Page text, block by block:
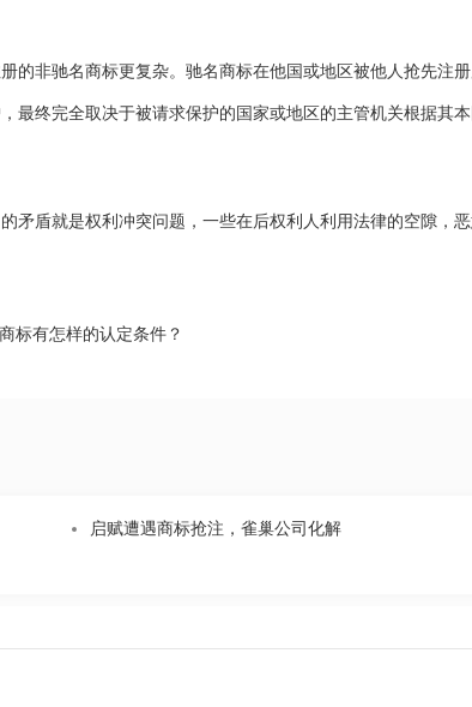
非驰名商标更复杂。驰名商标在他国或地区被他人抢先注
最终完全取决于被请求保护的国家或地区的主管机关根据其本
盾就是权利冲突问题，一些在后权利人利用法律的空隙，
标有怎样的认定条件？
启赋遭遇商标抢注，雀巢公司化解